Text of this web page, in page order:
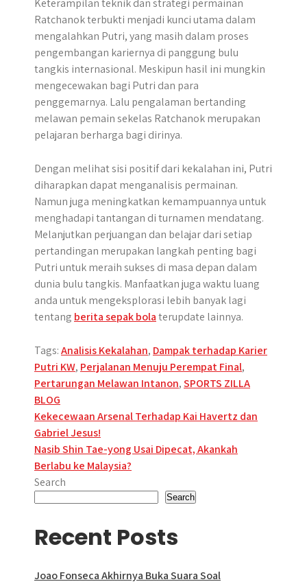
Keterampilan teknik dan strategi permainan
Ratchanok terbukti menjadi kunci utama dalam
mengalahkan Putri, yang masih dalam proses
pengembangan kariernya di panggung bulu
tangkis internasional. Meskipun hasil ini mungkin
mengecewakan bagi Putri dan para
penggemarnya. Lalu pengalaman bertanding
melawan pemain sekelas Ratchanok merupakan
pelajaran berharga bagi dirinya.
Dengan melihat sisi positif dari kekalahan ini, Putri
diharapkan dapat menganalisis permainan.
Namun juga meningkatkan kemampuannya untuk
menghadapi tantangan di turnamen mendatang.
Melanjutkan perjuangan dan belajar dari setiap
pertandingan merupakan langkah penting bagi
Putri untuk meraih sukses di masa depan dalam
dunia bulu tangkis. Manfaatkan juga waktu luang
anda untuk mengeksplorasi lebih banyak lagi
tentang berita sepak bolaterupdate lainnya.
Tags:Analisis Kekalahan, Dampak terhadap Karier
Putri KW, Perjalanan Menuju Perempat Final,
Pertarungan Melawan Intanon,SPORTS ZILLA
BLOG
Post
navigation
Kekecewaan Arsenal Terhadap Kai Havertz dan
Gabriel Jesus!
Nasib Shin Tae-yong Usai Dipecat, Akankah
Berlabu ke Malaysia?
Search
Search
Recent Posts
Joao Fonseca Akhirnya Buka Suara Soal